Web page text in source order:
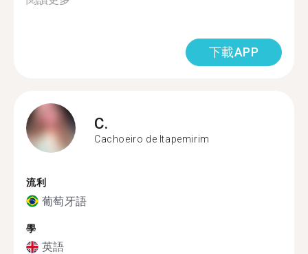
下載APP
C.
Cachoeiro de Itapemirim
流利
葡萄牙語
學
英語